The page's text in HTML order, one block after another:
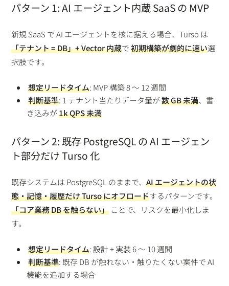
パターン 1: AI エージェント内蔵 SaaS の MVP
新規 SaaS で AI エージェントを核に据える場合、Turso は
「テナント = DB」+ Vector 内蔵で初期構築が劇的に速い選
択肢です。
想定リードタイム: MVP 構築 8 〜 12 週間
判断基準: 1 テナント当たりデータ量が数 GB 未満、書
き込みが1k QPS 未満
パターン 2: 既存 PostgreSQL の AI エージェン
ト部分だけ Turso 化
既存システムは PostgreSQL のままで、AI エージェントの状
態・記憶・履歴だけ Turso にオフロードするパターンです。
「コア業務 DB を触らない」 ことで、リスクを最小化しま
す。
想定リードタイム: 設計 + 実装 6 〜 10 週間
判断基準: 既存 DB が触れない・触りたくない案件で AI
機能を追加する場合